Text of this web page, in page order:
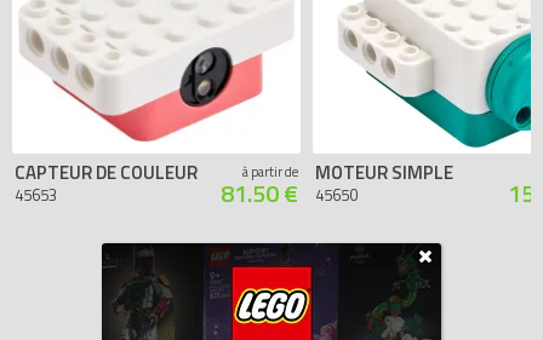
CAPTEUR DE COULEUR
45653
à partir de
81.50 €
MOTEUR SIMPLE
45650